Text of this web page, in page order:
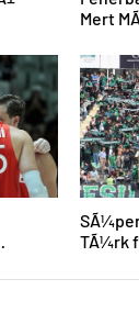
Mert
kararÄ±
TÃ¼rk